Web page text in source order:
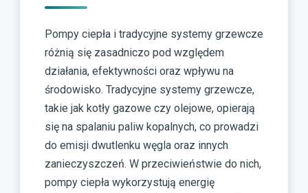
Pompy ciepła i tradycyjne systemy grzewcze
różnią się zasadniczo pod względem
działania, efektywności oraz wpływu na
środowisko. Tradycyjne systemy grzewcze,
takie jak kotły gazowe czy olejowe, opierają
się na spalaniu paliw kopalnych, co prowadzi
do emisji dwutlenku węgla oraz innych
zanieczyszczeń. W przeciwieństwie do nich,
pompy ciepła wykorzystują energię